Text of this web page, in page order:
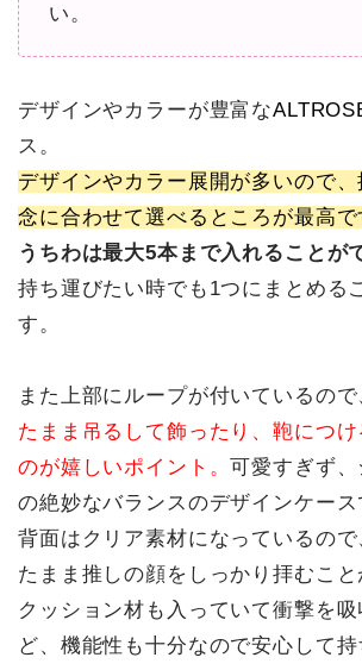
い。
デザインやカラーが豊富な
ス。
デザインやカラー展開が多いので
念に合わせて選べるところが最高で
うちわは最大5本まで入れることが
持ち運びたい時でも1つにまとめる
す。
また上部にループが付いているので
たまま吊るして飾ったり、鞄につ
のが嬉しいポイント。可愛すぎず
の絶妙なバランスのデザインケース
背面はクリア素材になっているの
たまま推しの顔をしっかり拝むこと
クッション材も入っていて衝撃を
ど、機能性も十分なので安心して